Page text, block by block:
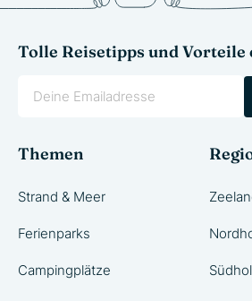
Tolle Reisetipps und Vorteile
Themen
Strand & Meer
Ferienparks
Campingplätze